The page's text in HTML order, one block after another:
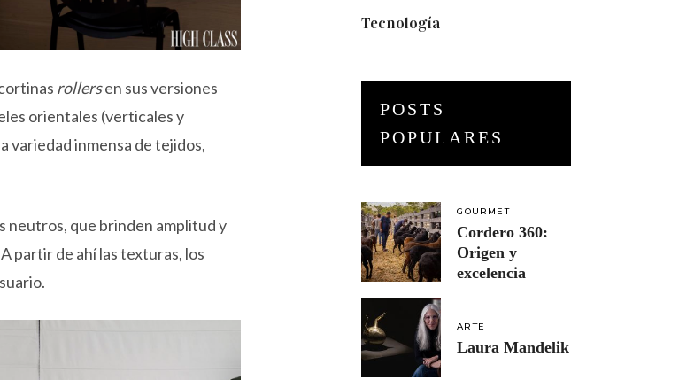
rollersen sus versiones
orientales (verticales y
variedad inmensa de tejidos,
neutros, que brinden amplitud y
partir de ahí las texturas, los
Tecnología(3)
POSTS
POPULARES
GOURMET
Cordero 360:
Origen y
excelencia
ARTE
Laura Mandelik